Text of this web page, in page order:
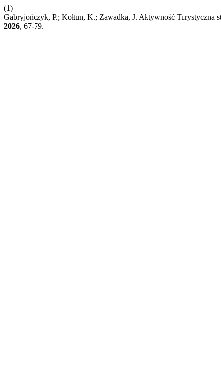
(1)
Gabryjończyk, P.; Kołtun, K.; Zawadka, J. Aktywność
2026, 67-79.